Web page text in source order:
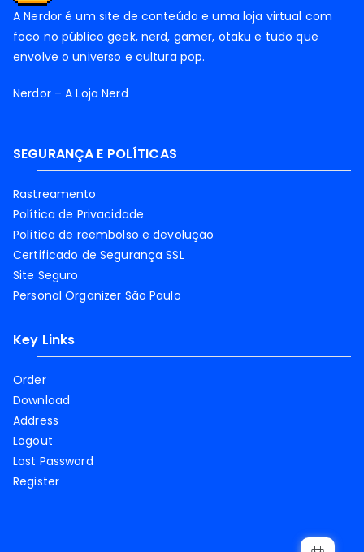
A Nerdor é um site de conteúdo e uma loja virtual com
foco no público geek, nerd, gamer, otaku e tudo que
envolve o universo e cultura pop.
Nerdor – A Loja Nerd
SEGURANÇA E POLÍTICAS
Rastreamento
Política de Privacidade
Política de reembolso e devolução
Certificado de Segurança SSL
Site Seguro
Personal Organizer São Paulo
Key Links
Order
Download
Address
Logout
Lost Password
Register